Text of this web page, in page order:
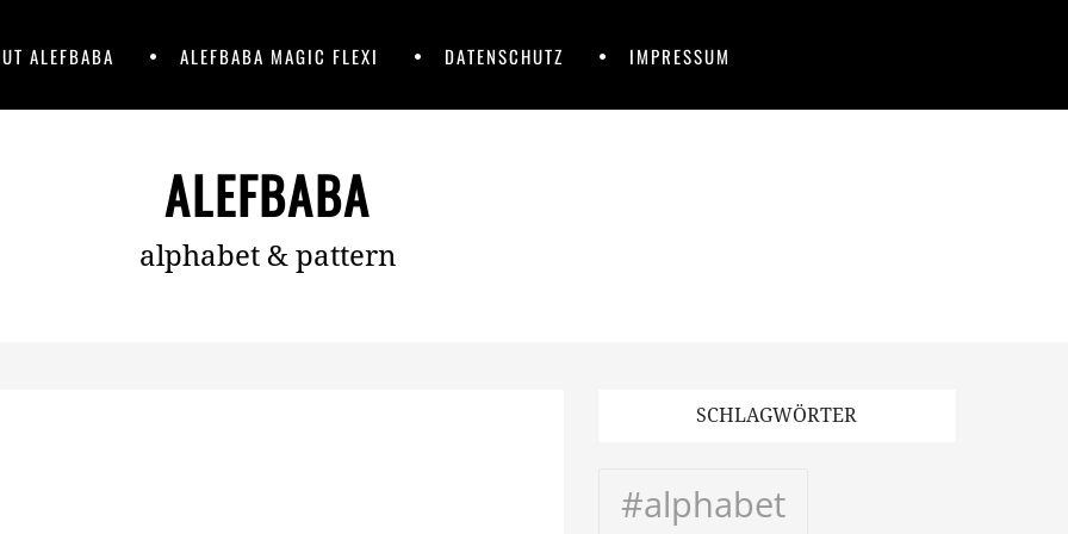
ALEFBABA ALEFBABA MAGIC FLEXI DATENSCHUTZ IMPRESSUM
ALEFBABA
alphabet & pattern
SCHLAGWÖRTER
#alphabet